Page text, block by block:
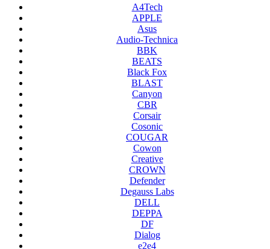
A4Tech
APPLE
Asus
Audio-Technica
BBK
BEATS
Black Fox
BLAST
Canyon
CBR
Corsair
Cosonic
COUGAR
Cowon
Creative
CROWN
Defender
Degauss Labs
DELL
DEPPA
DF
Dialog
e2e4